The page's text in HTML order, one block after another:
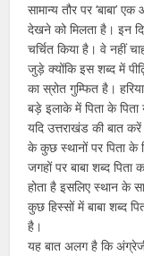
सामान्य तौर पर ‘बाबा’
देखने को मिलता है। इन
चर्चित किया है। वे नहीं
जुड़े क्योंकि इस शब्द में
का स्रोत गुम्फित है।
बड़े इलाके में पिता के पिता
यदि उत्तराखंड की बात
के कुछ स्थानों पर पिता के
जगहों पर बाबा शब्द पिता
होता है इसलिए स्थान के
कुछ हिस्सों में बाबा शब्द
है।
यह बात अलग है कि